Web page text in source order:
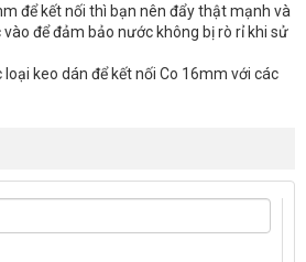
để kết nối thì bạn nên đẩy thật mạnh và
để đảm bảo nước không bị rò rỉ khi sử
keo dán để kết nối Co 16mm với các